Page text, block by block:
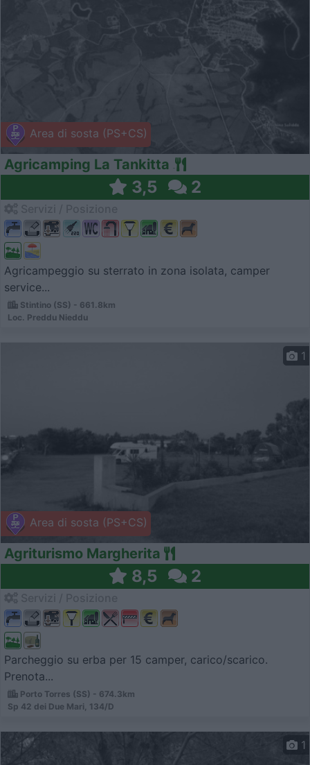
Area di sosta (PS+CS)
Agricamping La Tankitta
3,5 2
Agricampeggio su sterrato in zona isolata, camper
service...
Stintino (SS) - 661.8km
Loc. Preddu Nieddu
Area di sosta (PS+CS)
1
Agriturismo Margherita
8,5 2
Parcheggio su erba per 15 camper, carico/scarico.
Prenota...
Porto Torres (SS) - 674.3km
Sp 42 dei Due Mari, 134/D
1